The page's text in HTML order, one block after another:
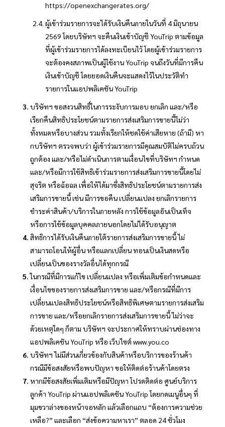
https://openexchangerates.org/
ผู้เข้าร่วมรายการจะได้รับเงินคืนภายในวันที่ 4 มิถุนายน
2569 โดยบริษัทฯ จะคืนเงินเข้าบัญชี YouTrip ตามข้อมูล
ที่ผู้เข้าร่วมรายการได้ลงทะเบียนไว้ โดยผู้เข้าร่วมรายการ
จะต้องคงสภาพเป็นผู้ใช้งาน YouTrip จนถึงวันที่มีการคืน
เงินเข้าบัญชี โดยยอดเงินคืนจะแสดงไว้ในประวัติทำ
รายการในแอปพลิเคชัน YouTrip
บริษัทฯ ขอสงวนสิทธิ์ในการระงับการมอบ ยกเลิก และ/หรือ
เรียกคืนสิทธิประโยชน์ตามรายการส่งเสริมการขายนี้ไม่ว่า
ทั้งหมดหรือบางส่วน รวมทั้งเรียกให้ชดใช้ค่าเสียหาย (ถ้ามี) หา
กบริษัทฯ ตรวจพบว่า ผู้เข้าร่วมรายการมีคุณสมบัติไม่ครบถ้วน
ถูกต้อง และ/หรือไม่ดำเนินการตามเงื่อนไขที่บริษัทฯ กำหนด
และ/หรือมีการใช้สิทธิเข้าร่วมรายการส่งเสริมการขายนี้โดยไม่
สุจริต หรือฉ้อฉล เพื่อให้ได้มาซึ่งสิทธิประโยชน์ตามรายการส่ง
เสริมการขายนี้ เช่น มีการขอคืน เปลี่ยนแปลง ยกเลิกรายการ
ชำระค่าสินค้า/บริการในภายหลัง การใช้ข้อมูลอันเป็นเท็จ
หรือการใช้ข้อมูลบุคคลภายนอกโดยไม่ได้รับอนุญาต
สิทธิการได้รับเงินคืนภายใต้รายการส่งเสริมการขายนี้ ไม่
สามารถโอนให้ผู้อื่น หรือแลกเปลี่ยน ทอนเป็นเงินสดหรือ
เปลี่ยนเป็นของรางวัลอื่นได้ทุกกรณี
ในกรณีที่มีการแก้ไข เปลี่ยนแปลง หรือเพิ่มเติมข้อกำหนดและ
เงื่อนไขของรายการส่งเสริมการขาย และ/หรือกรณีที่มีการ
เปลี่ยนแปลงสิทธิประโยชน์หรือสิทธิพิเศษตามรายการส่งเสริม
การขาย และ/หรือยกเลิกรายการส่งเสริมการขายนี้ ไม่ว่าจะ
ด้วยเหตุใดๆ ก็ตาม บริษัทฯ จะประกาศให้ทราบผ่านช่องทาง
แอปพลิเคชัน YouTrip หรือ เว็บไซต์ www.you.co
บริษัทฯ ไม่มีส่วนเกี่ยวข้องกับสินค้าหรือบริการของร้านค้า
กรณีมีข้อสงสัยหรือพบปัญหา ขอให้ติดต่อร้านค้าโดยตรง
หากมีข้อสงสัยเพิ่มเติมหรือมีปัญหา โปรดติดต่อ ศูนย์บริการ
ลูกค้า YouTrip ผ่านแอปพลิเคชัน YouTrip โดยกดเมนูอื่นๆ ที่
มุมขวาล่างของหน้าจอหลัก แล้วเลือกแถบ “ต้องการความช่วย
เหลือ?” และเลือก “ส่งข้อความหาเรา” ตลอด 24 ชั่วโมง